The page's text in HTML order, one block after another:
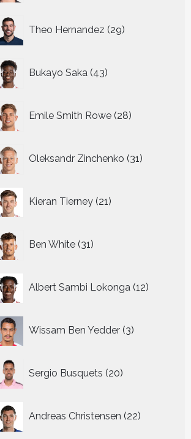
Theo Hernandez 29
producten
Bukayo Saka 43
producten
Emile Smith Rowe 28
producten
Oleksandr Zinchenko 31
producten
Kieran Tierney 21
producten
Ben White 31
producten
Albert Sambi Lokonga 12
Wissam Ben Yedder 3
producten
Sergio Busquets 20
producten
Andreas Christensen 22
producten